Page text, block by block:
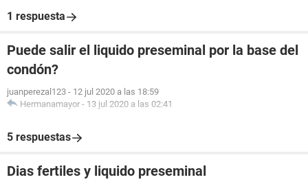
1 respuesta
Puede salir el liquido preseminal por la base del
condón?
juanperezal123 - 12 jul 2020 a las 18:59
Hermanamayor - 13 jul 2020 a las 02:41
5 respuestas
Dias fertiles y liquido preseminal